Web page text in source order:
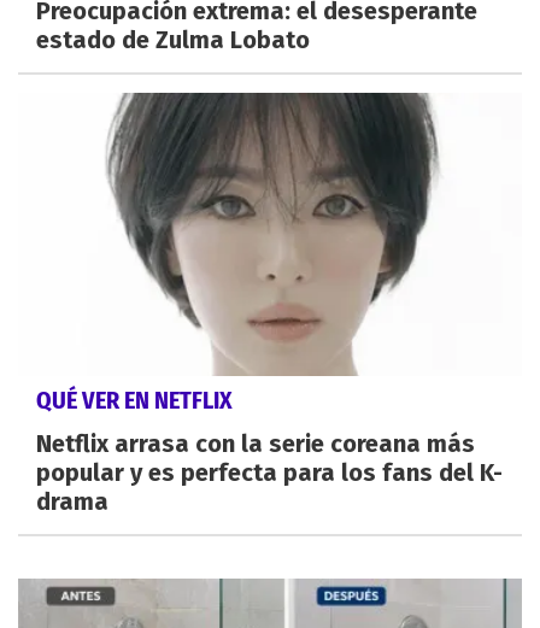
Preocupación extrema: el desesperante
estado de Zulma Lobato
QUÉ VER EN NETFLIX
Netflix arrasa con la serie coreana más
popular y es perfecta para los fans del K-
drama